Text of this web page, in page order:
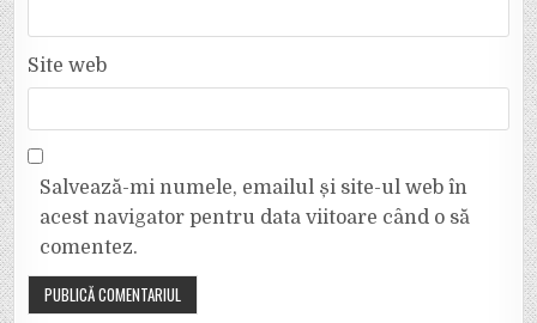
Site web
Salvează-mi numele, emailul și site-ul web în
acest navigator pentru data viitoare când o să
comentez.